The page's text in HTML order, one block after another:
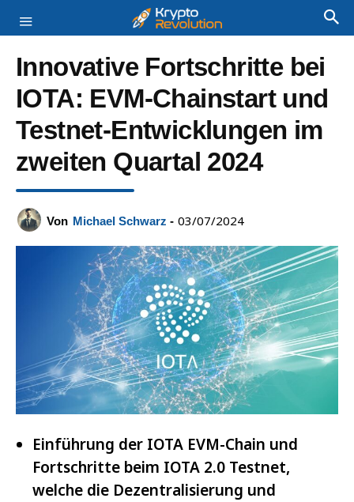
Innovative Fortschritte bei
IOTA: EVM-Chainstart und
Testnet-Entwicklungen im
zweiten Quartal 2024
Von Michael Schwarz - 03/07/2024
Einführung der IOTA EVM-Chain und
Fortschritte beim IOTA 2.0 Testnet,
welche die Dezentralisierung und